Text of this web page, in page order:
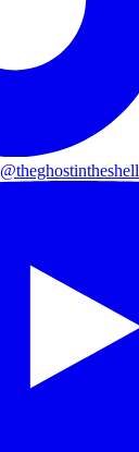
@theghostintheshell